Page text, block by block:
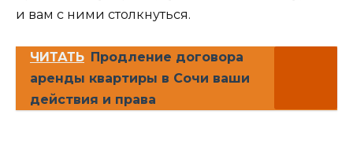
и вам с ними столкнуться.
ЧИТАТЬ Продление договора
аренды квартиры в Сочи ваши
действия и права